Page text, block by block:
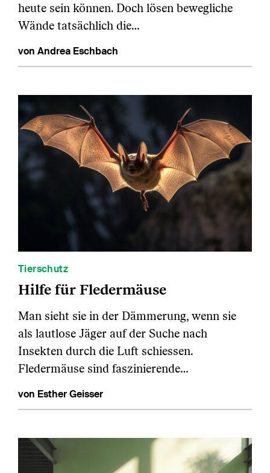
heute sein können. Doch lösen bewegliche
Wände tatsächlich die…
von Andrea Eschbach
Tierschutz
Hilfe für Fledermäuse
Man sieht sie in der Dämmerung, wenn sie
als lautlose Jäger auf der Suche nach
Insekten durch die Luft schiessen.
Fledermäuse sind faszinierende…
von Esther Geisser